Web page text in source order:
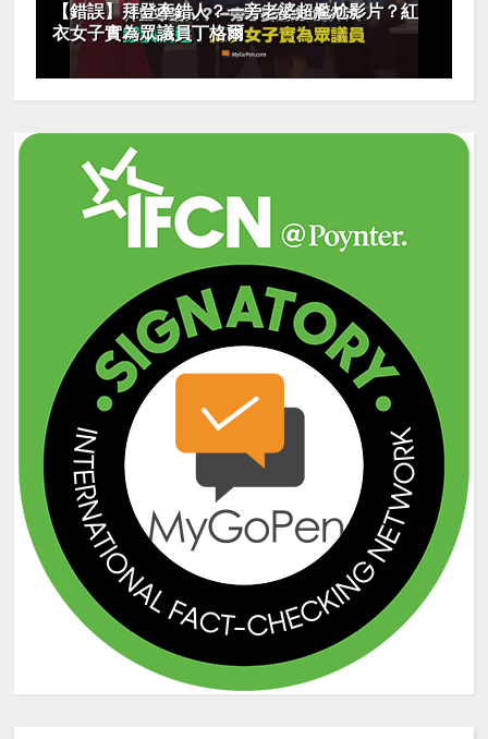
【錯誤】拜登牽錯人？一旁老婆超尷尬影片？紅
衣女子實為眾議員丁格爾